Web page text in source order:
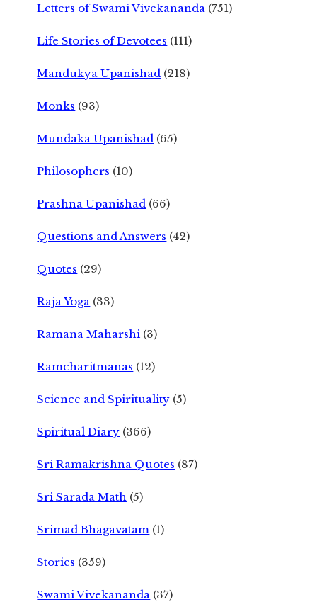
Letters of Swami Vivekananda (751)
Life Stories of Devotees (111)
Mandukya Upanishad (218)
Monks (93)
Mundaka Upanishad (65)
Philosophers (10)
Prashna Upanishad (66)
Questions and Answers (42)
Quotes (29)
Raja Yoga (33)
Ramana Maharshi (3)
Ramcharitmanas (12)
Science and Spirituality (5)
Spiritual Diary (366)
Sri Ramakrishna Quotes (87)
Sri Sarada Math (5)
Srimad Bhagavatam (1)
Stories (359)
Swami Vivekananda (37)